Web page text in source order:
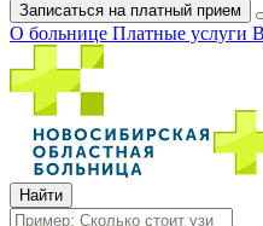
Записаться на платный прием
О больнице Платные услуги